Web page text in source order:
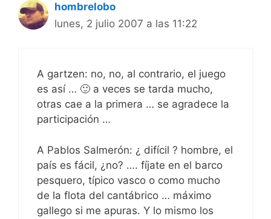
hombrelobo
lunes, 2 julio 2007 a las 11:22
A gartzen: no, no, al contrario, el juego
es así … 🙂 a veces se tarda mucho,
otras cae a la primera … se agradece la
participación …
A Pablos Salmerón: ¿ difícil ? hombre, el
país es fácil, ¿no? …. fíjate en el barco
pesquero, típico vasco o como mucho
de la flota del cantábrico … máximo
gallego si me apuras. Y lo mismo los